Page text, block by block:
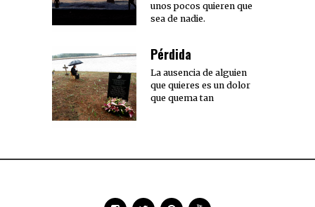
unos pocos quieren que
sea de nadie.
Pérdida
La ausencia de alguien
que quieres es un dolor
que quema tan